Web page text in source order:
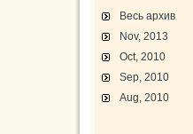
Весь архив
Nov, 2013
Oct, 2010
Sep, 2010
Aug, 2010